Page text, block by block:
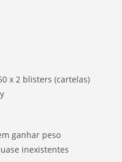
x 2 blisters (cartelas)
ganhar peso
inexistentes